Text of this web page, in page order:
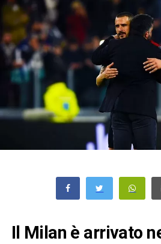
Il Milan è arrivato